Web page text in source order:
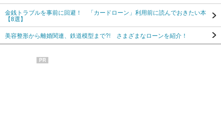
金銭トラブルを事前に回避！ 「カードローン」利用前に読んでおきたい本
【8選】
美容整形から離婚関連、鉄道模型まで?! さまざまなローンを紹介！
PR